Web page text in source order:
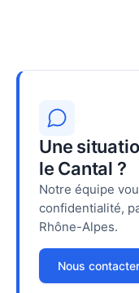
Une
le Cantal ?
Notre équipe
confidentialité,
Rhône-Alpes.
Nous contacter